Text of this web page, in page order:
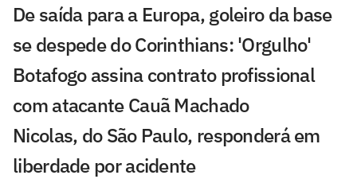
De saída para a Europa, goleiro da base
se despede do Corinthians: 'Orgulho'
Botafogo assina contrato profissional
com atacante Cauã Machado
Nicolas, do São Paulo, responderá em
liberdade por acidente